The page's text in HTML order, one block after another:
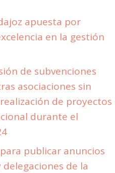
apuesta por
en la gestión
de subvenciones
asociaciones sin
de proyectos
durante el
publicar anuncios
delegaciones de la